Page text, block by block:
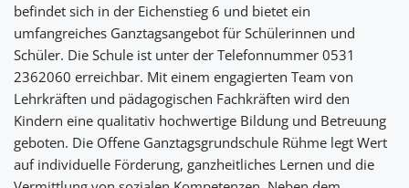
befindet sich in der Eichenstieg 6 und bietet ein
umfangreiches Ganztagsangebot für Schülerinnen und
Schüler. Die Schule ist unter der Telefonnummer 0531
2362060 erreichbar. Mit einem engagierten Team von
Lehrkräften und pädagogischen Fachkräften wird den
Kindern eine qualitativ hochwertige Bildung und Betreuung
geboten. Die Offene Ganztagsgrundschule Rühme legt Wert
auf individuelle Förderung, ganzheitliches Lernen und die